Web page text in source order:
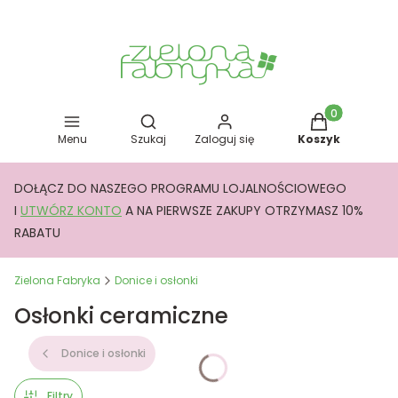
Menu
Otwórz wyszukiwarkę
Szukaj Zaloguj się
Produkty w
Koszyk
DOŁĄCZ DO NASZEGO PROGRAMU LOJALNOŚCIOWEGO
I UTWÓRZ KONTO A NA PIERWSZE ZAKUPY OTRZYMASZ 10%
RABATU
Zielona Fabryka Donice i osłonki
Osłonki ceramiczne
Donice i osłonki